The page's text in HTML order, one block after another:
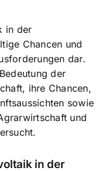
in der
Chancen und
dar.
der
ihre Chancen,
sowie
und
in der